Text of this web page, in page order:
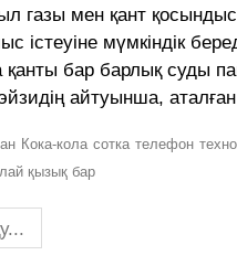
газы мен қант
істеуіне мүмкіндік
қанты бар барлық суды
айтуынша, аталған
Кока-кола сотка телефон
қызық бар